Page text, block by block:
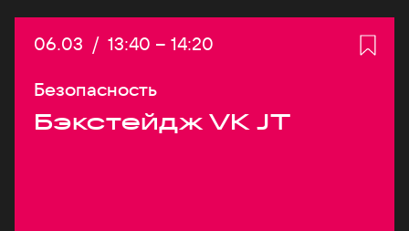
Дата:
06.03 / Начало:
13:40 – Конец:
14:20
Безопасность
Бэкстейдж VK JT